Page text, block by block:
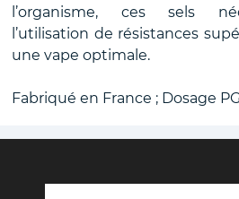
l’organisme, ces sels
l’utilisation de résistances
une vape optimale.
Fabriqué en France ; Dosage